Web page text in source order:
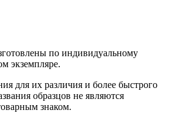
по индивидуальному
экземпляре.
для их различия и более быстрого
образцов не являются
знаком.